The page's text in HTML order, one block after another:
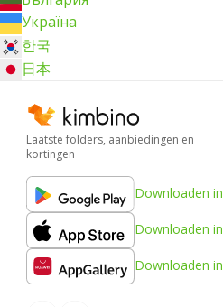
Україна
한국
日本
Laatste folders, aanbiedingen en
kortingen
Downloaden in
Downloaden in
Downloaden in